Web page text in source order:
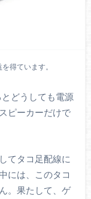
得ています。
どうしても電源
ピーカーだけで
てタコ足配線に
には、このタコ
。果たして、ゲ